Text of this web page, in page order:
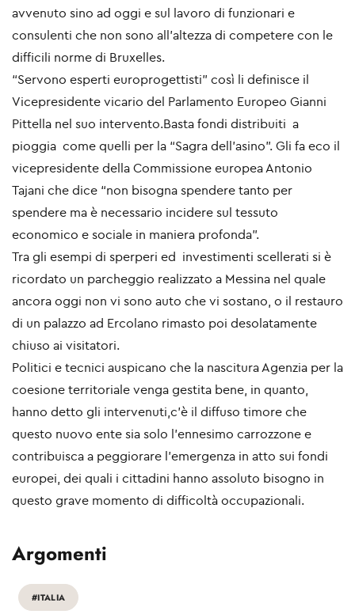
avvenuto sino ad oggi e sul lavoro di funzionari e
consulenti che non sono all’altezza di competere con le
difficili norme di Bruxelles.
“Servono esperti europrogettisti” così li definisce il
Vicepresidente vicario del Parlamento Europeo Gianni
Pittella nel suo intervento.Basta fondi distribuiti a
pioggia come quelli per la “Sagra dell’asino”. Gli fa eco il
vicepresidente della Commissione europea Antonio
Tajani che dice “non bisogna spendere tanto per
spendere ma è necessario incidere sul tessuto
economico e sociale in maniera profonda”.
Tra gli esempi di sperperi ed investimenti scellerati si è
ricordato un parcheggio realizzato a Messina nel quale
ancora oggi non vi sono auto che vi sostano, o il restauro
di un palazzo ad Ercolano rimasto poi desolatamente
chiuso ai visitatori.
Politici e tecnici auspicano che la nascitura Agenzia per la
coesione territoriale venga gestita bene, in quanto,
hanno detto gli intervenuti,c’è il diffuso timore che
questo nuovo ente sia solo l’ennesimo carrozzone e
contribuisca a peggiorare l’emergenza in atto sui fondi
europei, dei quali i cittadini hanno assoluto bisogno in
questo grave momento di difficoltà occupazionali.
Argomenti
#ITALIA